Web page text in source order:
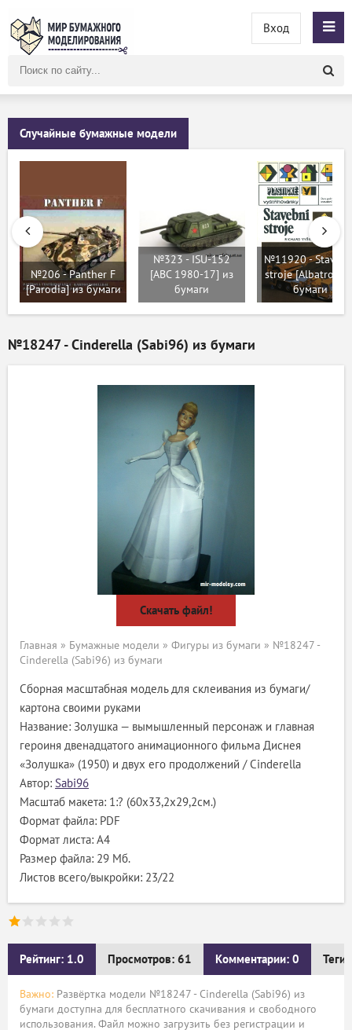
сайту
Вход
Случайные бумажные модели
№206 - Panther F
[Parodia] из бумаги
№323 - ISU-152
[ABC 1980-17] из
бумаги
№11920 -
stroje [Albatros]
бумаги
№18247 - Cinderella (Sabi96) из бумаги
Скачать файл!
Главная » Бумажные модели » Фигуры из бумаги » №18247 -
Cinderella (Sabi96) из бумаги
Сборная масштабная модель для склеивания из бумаги/
картона своими руками
Название: Золушка — вымышленный персонаж и главная
героиня двенадцатого анимационного фильма Диснея
«Золушка» (1950) и двух его продолжений / Cinderella
Автор: Sabi96
Масштаб макета: 1:? (60х33,2х29,2см.)
Формат файла: PDF
Формат листа: А4
Размер файла: 29 Мб.
Листов всего/выкройки: 23/22
Рейтинг: 1.0 Просмотров: 61 Комментарии: 0 Теги:
Важно: Развёртка модели №18247 - Cinderella (Sabi96) из
бумаги доступна для бесплатного скачивания и свободного
использования. Файл можно загрузить без регистрации и